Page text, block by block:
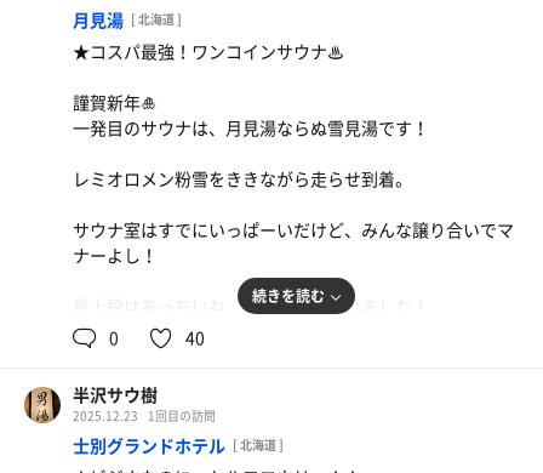
月見湯 [ 北海道 ]
★コスパ最強！ワンコインサウナ♨
謹賀新年🎍
一発目のサウナは、月見湯ならぬ雪見湯です！
レミオロメン粉雪をききながら走らせ到着。
サウナ室はすでにいっぱーいだけど、みんな譲り合いでマ
ナーよし！
最上段はあっちいね、いい感じに整いました！
なんせ五百円ですから、満足度が高い😁
続きを読む
0 40
半沢サウ樹
2025.12.23 1回目の訪問
士別グランドホテル [ 北海道 ]